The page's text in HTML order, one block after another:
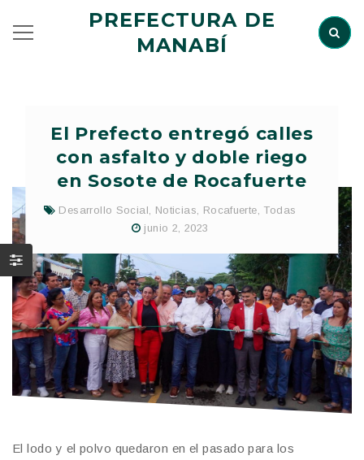
PREFECTURA DE
MANABÍ
El Prefecto entregó calles
con asfalto y doble riego
en Sosote de Rocafuerte
Desarrollo Social Noticias Rocafuerte Todas
junio 2, 2023
El lodo y el polvo quedaron en el pasado para los